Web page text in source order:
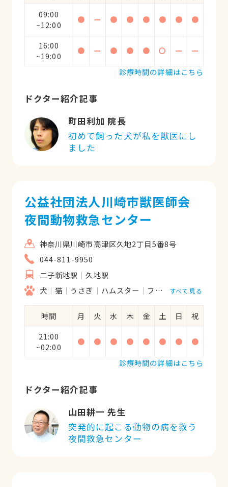
09:00
~12:00
● ー ● ● ● ● ● ●
16:00
~19:00
● ー ● ● ● 〇 ー
ー
診療時間の詳細はこちら
ドクター紹介記事
町田利加 院長
初めて飼った犬が私を獣医にし
ました
公益社団法人川崎市獣医師会
夜間動物救急センター
神奈川県川崎市高津区久地2丁目5番8号
044-811-9950
二子新地駅
久地駅
犬
猫 うさぎ ハムスター フェレット 爬虫類
すべて見る
時間 月 火 水 木 金 土 日
祝
21:00
~02:00
● ● ● ● ● ● ●
●
診療時間の詳細はこちら
ドクター紹介記事
山田耕一 先生
突発的に起こる動物の病を救う
夜間救急センター